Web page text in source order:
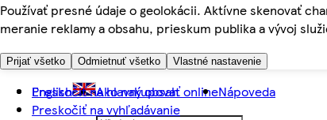
Používať presné údaje o geolokácii. Aktívne skenovať
meranie reklamy a obsahu, prieskum publika a vývoj
Prijať všetko Odmietnuť všetko Vlastné nastavenie
Preskočiť na hlavný obsah
Preskočiť na vyhľadávanie
English Ako nakupovať onlineNápoveda